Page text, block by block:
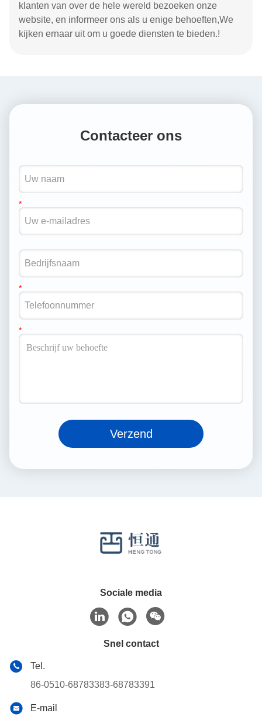
klanten van over de hele wereld bezoeken onze
website, en informeer ons als u enige behoeften,We
kijken ernaar uit om u goede diensten te bieden.!
Contacteer ons
Verzend
Sociale media
Snel contact
Tel.
86-0510-68783383-68783391
E-mail